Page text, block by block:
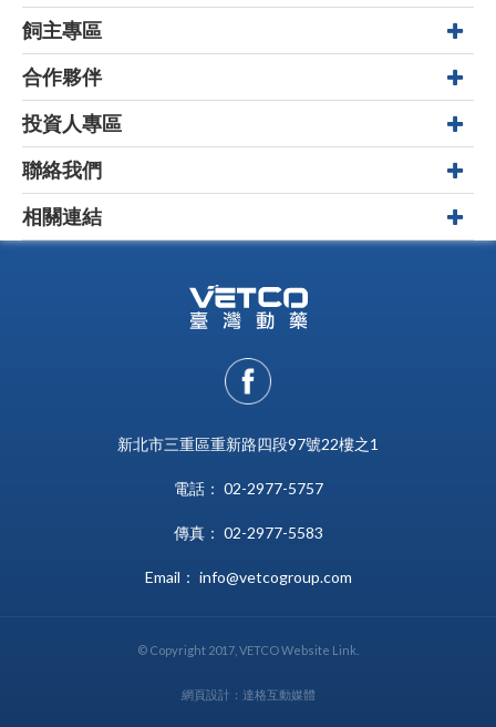
飼主專區
合作夥伴
投資人專區
聯絡我們
相關連結
新北市三重區重新路四段97號22樓之1
電話： 02-2977-5757
傳真： 02-2977-5583
Email： info@vetcogroup.com
© Copyright 2017, VETCO Website Link.
網頁設計：達格互動媒體